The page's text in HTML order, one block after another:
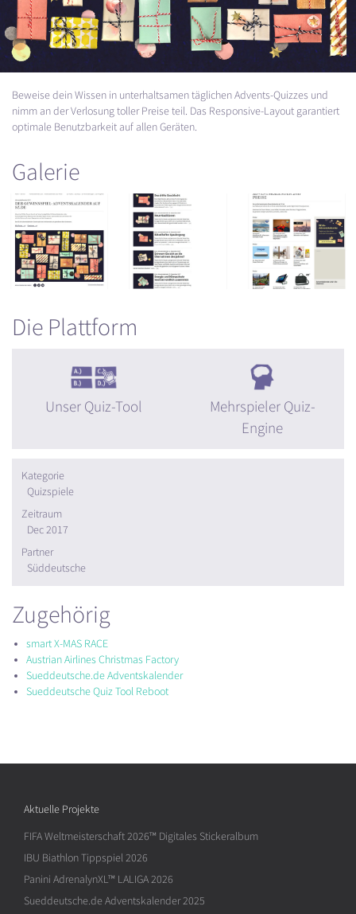
Beweise dein Wissen in unterhaltsamen täglichen Advents-Quizzes und
nimm an der Verlosung toller Preise teil. Das Responsive-Layout garantiert
optimale Benutzbarkeit auf allen Geräten.
Galerie
Die Plattform
Unser Quiz-Tool
Mehrspieler Quiz-
Engine
Kategorie
Quizspiele
Zeitraum
Dec 2017
Partner
Süddeutsche
Zugehörig
smart X-MAS RACE
Austrian Airlines Christmas Factory
Sueddeutsche.de Adventskalender
Sueddeutsche Quiz Tool Reboot
Aktuelle Projekte
FIFA Weltmeisterschaft 2026™ Digitales Stickeralbum
IBU Biathlon Tippspiel 2026
Panini AdrenalynXL™ LALIGA 2026
Sueddeutsche.de Adventskalender 2025